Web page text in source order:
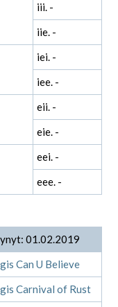
iii. -
iie. -
iei. -
iee. -
eii. -
eie. -
eei. -
eee. -
01.02.2019
Can U Believe
Carnival of Rust